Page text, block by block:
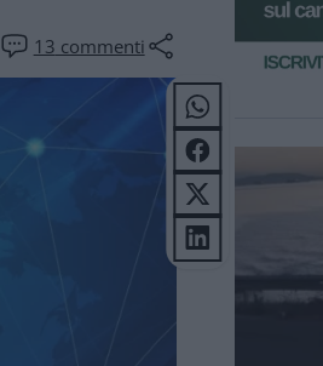
13 commenti